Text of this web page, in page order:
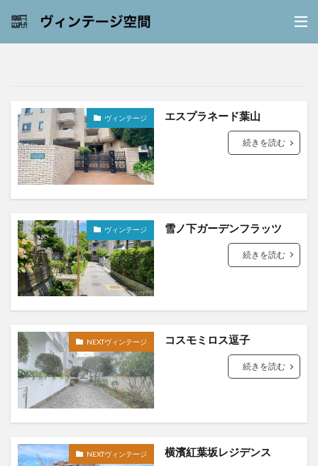
ヴィンテージ エスプラネード葉山
続きを読む
ヴィンテージ 雪ノ下ガーデンフラッツ
続きを読む
NEXTヴィンテージ コスモミロス逗子
続きを読む
NEXTヴィンテージ 横濱紅葉坂レジデンス